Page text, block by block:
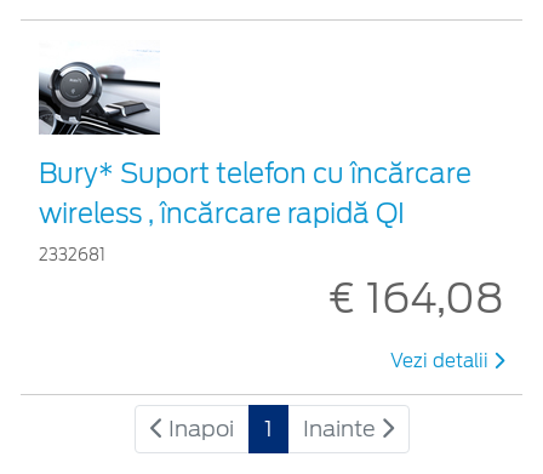
Bury* Suport telefon cu încărcare
wireless , încărcare rapidă QI
2332681
€ 164,08
Vezi detalii
Inapoi 1 Inainte